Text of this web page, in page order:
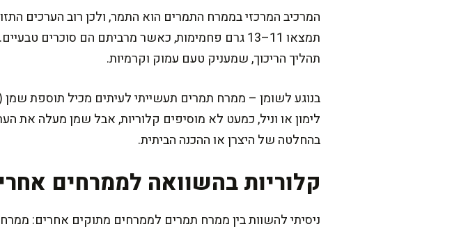
המרכיב המרכזי בממרח התמרים הוא התמר, ולכן רוב הערכים
תמצאו 11–13 גרם פחמימות, כאשר מרביתם הם סוכרים
תהליך הריכוך, שמעניק טעם עמוק וקרמיות.
בנוגע לשומן – ממרח תמרים תעשייתי לעיתים מכיל תוספת
בהחלטה של היצרן או ההכנה הביתית.
קלוריות בהשוואה לממרחים
ניסיתי להשוות בין ממרח תמרים לממרחים מתוקים אחרים: